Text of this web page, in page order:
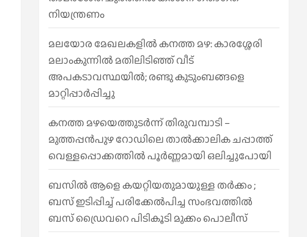
നിയന്ത്രണം
മലയോര മേഖലകളിൽ കനത്ത മഴ: കാരശ്ശേരി
മലാംകുന്നിൽ മതിലിടിഞ്ഞ് വീട്
അപകടാവസ്ഥയിൽ; രണ്ടു കുടുംബങ്ങളെ
മാറ്റിപ്പാർപ്പിച്ചു
കനത്ത മഴയെത്തുടർന്ന് തിരുവമ്പാടി –
മുത്തപ്പൻപുഴ റോഡിലെ താൽക്കാലിക ചപ്പാത്ത്
വെള്ളപ്പൊക്കത്തിൽ പൂർണ്ണമായി ഒലിച്ചുപോയി
ബസിൽ ആളെ കയറ്റിയതുമായുള്ള തർക്കം ;
ബസ് ഇടിപ്പിച്ച് പരിക്കേൽപിച്ച സംഭവത്തിൽ
ബസ് ഡ്രൈവറെ പിടികൂടി മുക്കം പൊലീസ്